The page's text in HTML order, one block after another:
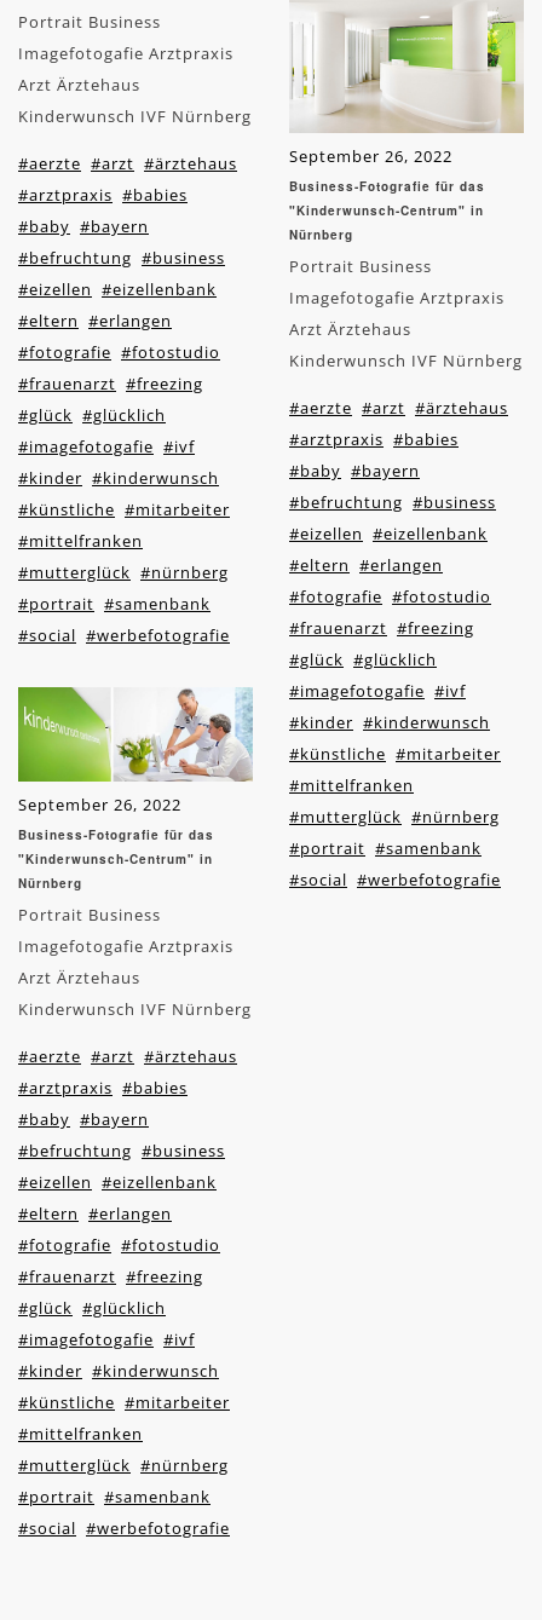
Portrait Business
Imagefotogafie Arztpraxis
Arzt Ärztehaus
Kinderwunsch IVF Nürnberg
#aerzte #arzt #ärztehaus
#arztpraxis #babies
#baby #bayern
#befruchtung #business
#eizellen #eizellenbank
#eltern #erlangen
#fotografie #fotostudio
#frauenarzt #freezing
#glück #glücklich
#imagefotogafie #ivf
#kinder #kinderwunsch
#künstliche #mitarbeiter
#mittelfranken
#mutterglück #nürnberg
#portrait #samenbank
#social #werbefotografie
September 26, 2022
Business-Fotografie für das
"Kinderwunsch-Centrum" in
Nürnberg
Portrait Business
Imagefotogafie Arztpraxis
Arzt Ärztehaus
Kinderwunsch IVF Nürnberg
#aerzte #arzt #ärztehaus
#arztpraxis #babies
#baby #bayern
#befruchtung #business
#eizellen #eizellenbank
#eltern #erlangen
#fotografie #fotostudio
#frauenarzt #freezing
#glück #glücklich
#imagefotogafie #ivf
#kinder #kinderwunsch
#künstliche #mitarbeiter
#mittelfranken
#mutterglück #nürnberg
#portrait #samenbank
#social #werbefotografie
September 26, 2022
Business-Fotografie für das
"Kinderwunsch-Centrum" in
Nürnberg
Portrait Business
Imagefotogafie Arztpraxis
Arzt Ärztehaus
Kinderwunsch IVF Nürnberg
#aerzte #arzt #ärztehaus
#arztpraxis #babies
#baby #bayern
#befruchtung #business
#eizellen #eizellenbank
#eltern #erlangen
#fotografie #fotostudio
#frauenarzt #freezing
#glück #glücklich
#imagefotogafie #ivf
#kinder #kinderwunsch
#künstliche #mitarbeiter
#mittelfranken
#mutterglück #nürnberg
#portrait #samenbank
#social #werbefotografie